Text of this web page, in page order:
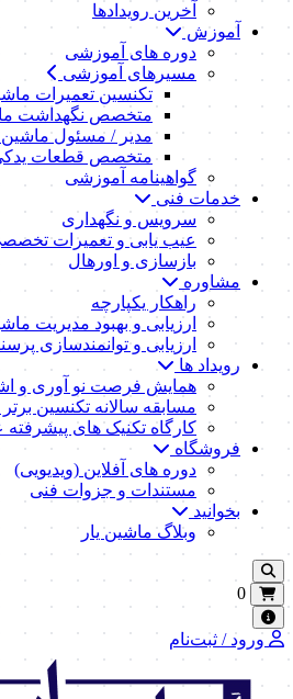
آخرین رویدادها
آموزش
دوره های آموزشی
مسیرهای آموزشی
تکنسین تعمیرات
متخصص نگهداشت
مدیر / مسئول ماشین
متخصص قطعات
گواهینامه آموزشی
خدمات فنی
سرویس و نگهداری
عیب یابی و تعمیرات
بازسازی و اورهال
مشاوره
راهکار یکپارچه
ارزیابی و بهبود مدیریت
ارزیابی و توانمندسازی
رویداد ها
همایش فرصت نو آوری و
مسابقه سالانه تکنسین
کارگاه تکنیک‌ های
فروشگاه
دوره های آفلاین (ویدیویی)
مستندات و جزوات فنی
بخوانید
وبلاگ ماشین یار
0
ورود / ثبت‌نام